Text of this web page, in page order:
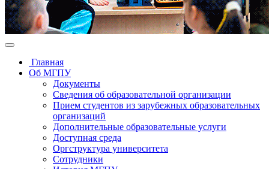
Главная
Об МГПУ
Документы
Сведения об образовательной организации
Прием студентов из зарубежных образовательных
организаций
Дополнительные образовательные услуги
Доступная среда
Оргструктура университета
Сотрудники